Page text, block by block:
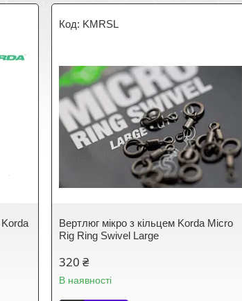
Korda
KMRSL
Вертлюг мікро з кільцем Korda Micro
Rig Ring Swivel Large
320 ₴
В наявності